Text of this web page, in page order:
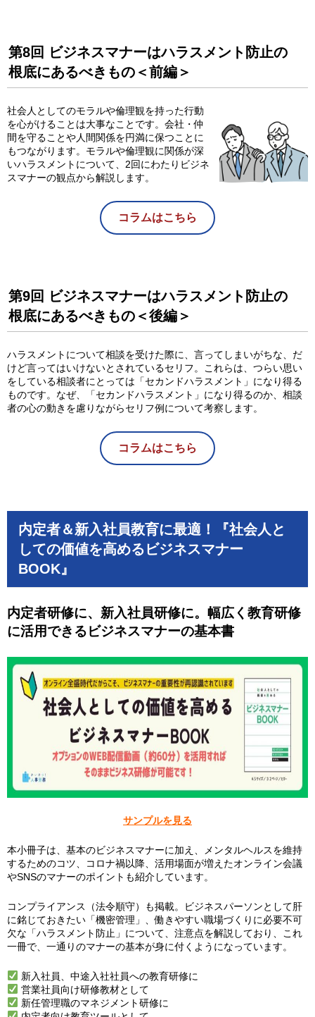
第8回 ビジネスマナーはハラスメント防止の
根底にあるべきもの＜前編＞
社会人としてのモラルや倫理観を持った行動
を心がけることは大事なことです。会社・仲
間を守ることや人間関係を円満に保つことに
もつながります。モラルや倫理観に関係が深
いハラスメントについて、2回にわたりビジネ
スマナーの観点から解説します。
コラムはこちら
第9回 ビジネスマナーはハラスメント防止の
根底にあるべきもの＜後編＞
ハラスメントについて相談を受けた際に、言ってしまいがちな、だ
けど言ってはいけないとされているセリフ。これらは、つらい思い
をしている相談者にとっては「セカンドハラスメント」になり得る
ものです。なぜ、「セカンドハラスメント」になり得るのか、相談
者の心の動きを慮りながらセリフ例について考察します。
コラムはこちら
内定者＆新入社員教育に最適！『社会人と
しての価値を高めるビジネスマナー
BOOK』
内定者研修に、新入社員研修に。 幅広く教育研修
に活用できるビジネスマナーの基本書
サンプルを見る
本小冊子は、基本のビジネスマナーに加え、メンタルヘルスを維持
するためのコツ、コロナ禍以降、活用場面が増えたオンライン会議
やSNSのマナーのポイントも紹介しています。
コンプライアンス（法令順守）も掲載。ビジネスパーソンとして肝
に銘じておきたい「機密管理」、働きやすい職場づくりに必要不可
欠な「ハラスメント防止」について、注意点を解説しており、これ
一冊で、一通りのマナーの基本が身に付くようになっています。
新入社員、中途入社社員への教育研修に
営業社員向け研修教材として
新任管理職のマネジメント研修に